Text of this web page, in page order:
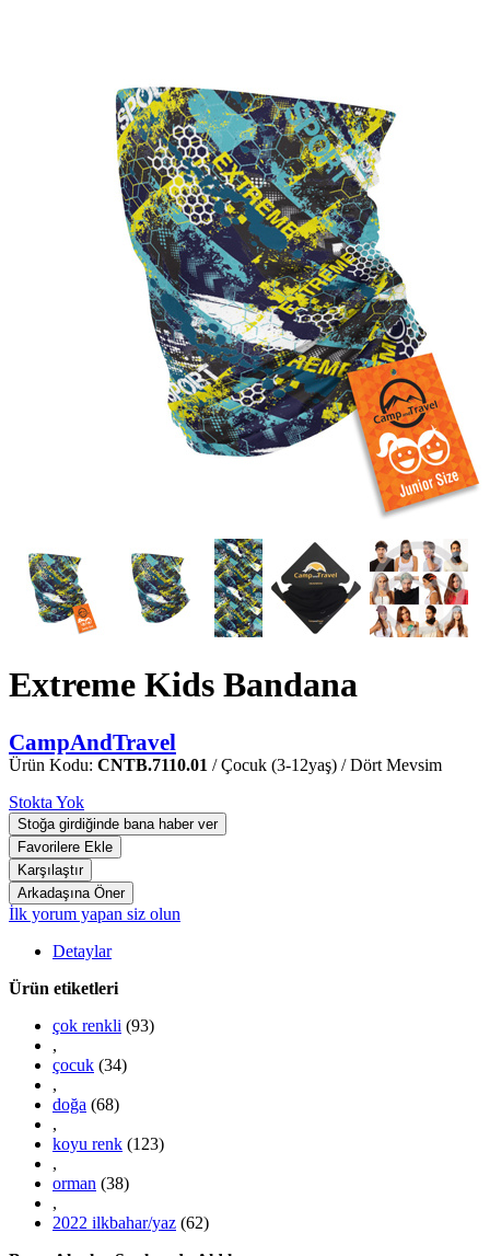
Extreme Kids Bandana
CampAndTravel
Ürün Kodu: CNTB.7110.01 / Çocuk (3-12yaş) / Dört Mevsim
Stokta Yok
İlk yorum yapan siz olun
Detaylar
Ürün etiketleri
çok renkli (93)
,
çocuk (34)
,
doğa (68)
,
koyu renk (123)
,
orman (38)
,
2022 ilkbahar/yaz (62)